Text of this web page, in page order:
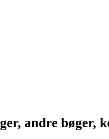
andre bøger,